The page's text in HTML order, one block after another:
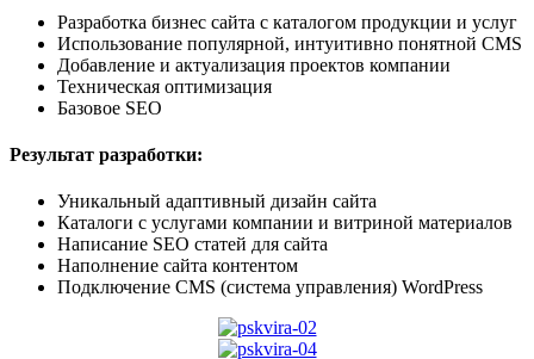
Разработка бизнес сайта с каталогом продукции и услуг
Использование популярной, интуитивно понятной CMS
Добавление и актуализация проектов компании
Техническая оптимизация
Базовое SEO
Результат разработки:
Уникальный адаптивный дизайн сайта
Каталоги с услугами компании и витриной материалов
Написание SEO статей для сайта
Наполнение сайта контентом
Подключение CMS (система управления) WordPress